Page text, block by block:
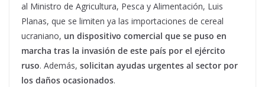
al Ministro de Agricultura, Pesca y Alimentación, Luis
Planas, que se limiten ya las importaciones de cereal
ucraniano, un dispositivo comercial que se puso en
marcha tras la invasión de este país por el ejército
ruso. Además, solicitan ayudas urgentes al sector por
los daños ocasionados.